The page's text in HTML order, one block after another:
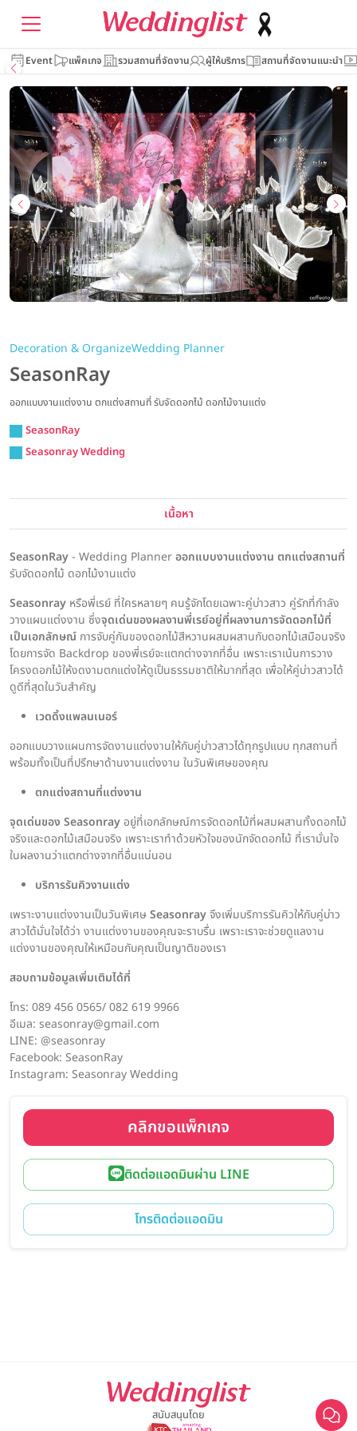
Event แพ็คเกจ รวมสถานที่จัดงาน ผู้ให้บริการ สถานที่จัดงานแนะนำ
Decoration & OrganizeWedding Planner
SeasonRay
ออกแบบงานแต่งงาน ตกแต่งสถานที่ รับจัดดอกไม้ ดอกไม้งานแต่ง
SeasonRay
Seasonray Wedding
เนื้อหา
SeasonRay- Wedding Plannerออกแบบงานแต่งงาน ตกแต่งสถานที่
รับจัดดอกไม้ ดอกไม้งานแต่ง
Seasonray หรือพี่เรย์ ที่ใครหลายๆ คนรู้จักโดยเฉพาะคู่บ่าวสาว คู่รักที่กำลัง
วางแผนแต่งงาน ซึ่งจุดเด่นของผลงานพี่เรย์อยู่ที่ผลงานการจัดดอกไม้ที่
เป็นเอกลักษณ์ การจับคู่กันของดอกไม้สีหวานผสมผสานกับดอกไม้เสมือนจริง
โดยการจัด Backdrop ของพี่เรย์จะแตกต่างจากที่อื่น เพราะเราเน้นการวาง
โครงดอกไม้ให้งดงามตกแต่งให้ดูเป็นธรรมชาติให้มากที่สุด เพื่อให้คู่บ่าวสาวได้
ดูดีที่สุดในวันสำคัญ
เวดดิ้งแพลนเนอร์
ออกแบบวางแผนการจัดงานแต่งงานให้กับคู่บ่าวสาวได้ทุกรูปแบบ ทุกสถานที่
พร้อมทั้งเป็นที่ปรึกษาด้านงานแต่งงาน ในวันพิเศษของคุณ
ตกแต่งสถานที่แต่งงาน
จุดเด่นของ Seasonray อยู่ที่เอกลักษณ์การจัดดอกไม้ที่ผสมผสานทั้งดอกไม้
จริงและดอกไม้เสมือนจริง เพราะเราทำด้วยหัวใจของนักจัดดอกไม้ ที่เรามั่นใจ
ในผลงานว่าแตกต่างจากที่อื่นแน่นอน
บริการรันคิวงานแต่ง
เพราะงานแต่งงานเป็นวันพิเศษSeasonrayจึงเพิ่มบริการรันคิวให้กับคู่บ่าว
สาวได้มั่นใจได้ว่า งานแต่งงานของคุณจะราบรื่น เพราะเราจะช่วยดูแลงาน
แต่งงานของคุณให้เหมือนกับคุณเป็นญาติของเรา
สอบถามข้อมูลเพิ่มเติมได้ที่
โทร: 089 456 0565/ 082 619 9966
อีเมล: seasonray@gmail.com
LINE: @seasonray
Facebook: SeasonRay
Instagram: Seasonray Wedding
คลิกขอแพ็กเกจ
ติดต่อแอดมินผ่าน LINE
โทรติดต่อแอดมิน
สนับสนุนโดย